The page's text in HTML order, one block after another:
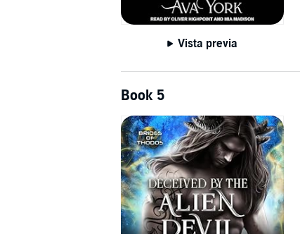
Vista previa
Book 5